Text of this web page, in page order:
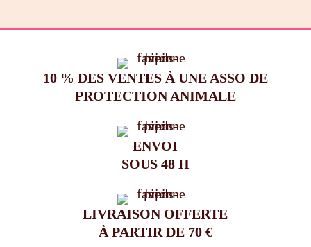
10 % DES VENTES À UNE ASSO DE
PROTECTION ANIMALE
ENVOI
SOUS 48 H
LIVRAISON OFFERTE
À PARTIR DE 70 €